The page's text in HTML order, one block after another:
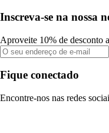
Inscreva-se na nossa
Aproveite 10% de desconto
Fique conectado
Encontre-nos nas redes